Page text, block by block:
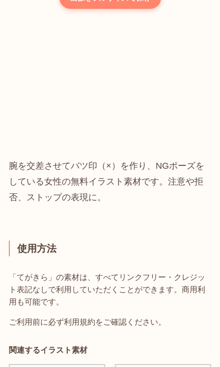
腕を交差させてバツ印（×）を作り、NGポーズを
している女性の無料イラスト素材です。注意や拒
否、ストップの表現に。
使用方法
「てがきら」の素材は、すべてリンクフリー・クレジッ
ト表記なしで利用していただくことができます。商用利
用も可能です。
ご利用前に必ず利用規約をご確認ください。
関連するイラスト素材